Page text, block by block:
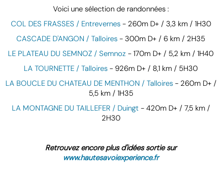
Voici une sélection de randonnées :
COL DES FRASSES / Entrevernes- 260m D+ / 3,3 km / 1H30
CASCADE D'ANGON / Talloires - 300m D+ / 6 km / 2H35
LE PLATEAU DU SEMNOZ / Semnoz - 170m D+ / 5,2 km / 1H40
LA TOURNETTE / Talloires - 926m D+ / 8,1 km / 5H30
LA BOUCLE DU CHATEAU DE MENTHON / Talloires- 260m D+ /
5,5 km / 1H35
LA MONTAGNE DU TAILLEFER / Duingt - 420m D+ / 7,5 km /
2H30
Retrouvez encore plus d'idées sortie sur
www.hautesavoiexperience.fr